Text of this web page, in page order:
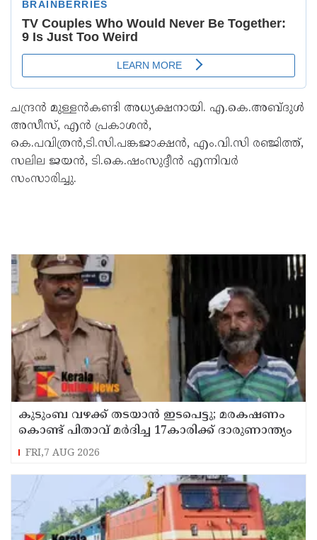
ചന്ദ്രൻ മുള്ളൻകണ്ടി അധ്യക്ഷനായി. എ.കെ.അബ്ദുൾ
അസീസ്, എൻ പ്രകാശൻ,
കെ.പവിത്രൻ,ടി.സി.പങ്കജാക്ഷൻ, എം.വി.സി രഞ്ജിത്ത്,
സലില ജയൻ, ടി.കെ.ഷംസുദ്ദീൻ എന്നിവർ
സംസാരിച്ചു.
കുടുംബ വഴക്ക് തടയാന്‍ ഇടപെട്ടു; മരകഷണം
കൊണ്ട് പിതാവ് മർദിച്ച 17കാരിക്ക് ദാരുണാന്ത്യം
FRI,7 AUG 2026